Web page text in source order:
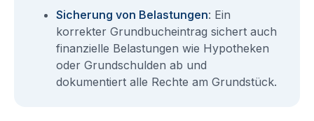
Sicherung von Belastungen: Ein
korrekter Grundbucheintrag sichert auch
finanzielle Belastungen wie Hypotheken
oder Grundschulden ab und
dokumentiert alle Rechte am Grundstück.